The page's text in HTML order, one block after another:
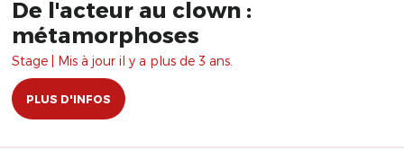
De l'acteur au clown :
métamorphoses
Stage | Mis à jour il y a plus de 3 ans.
PLUS D'INFOS